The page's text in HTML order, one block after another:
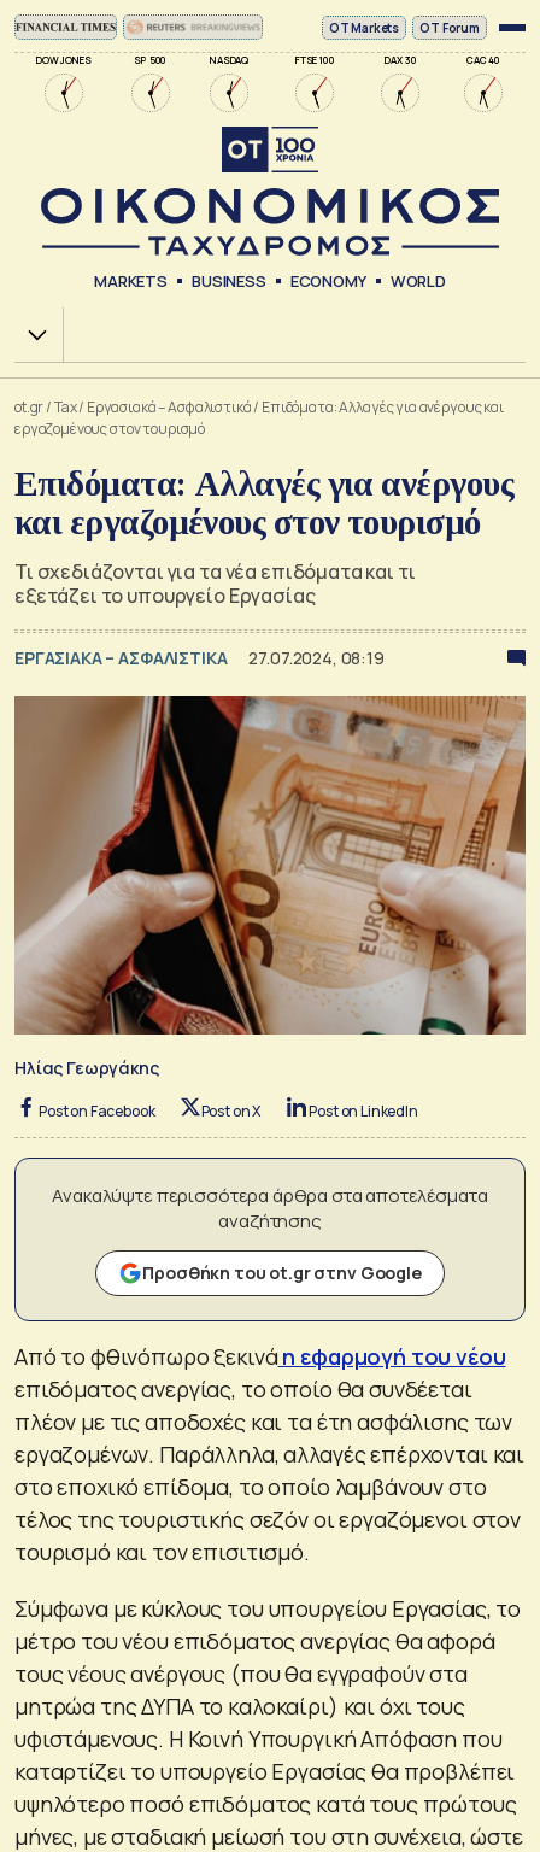
DOW JONES SP 500 NASDAQ FTSE 100 DAX 30 CAC 40
ΟΤ Markets OT Forum
MARKETS BUSINESS ECONOMY WORLD
Χ.Α.
ot.gr/Tax/ Εργασιακά – Ασφαλιστικά/ Επιδόματα: Αλλαγές για ανέργους και
εργαζομένους στον τουρισμό
Επιδόματα: Αλλαγές για ανέργους
και εργαζομένους στον τουρισμό
Τι σχεδιάζονται για τα νέα επιδόματα και τι
εξετάζει το υπουργείο Εργασίας
ΕΡΓΑΣΙΑΚΑ – ΑΣΦΑΛΙΣΤΙΚΑ 27.07.2024, 08:19
Ηλίας Γεωργάκης
Post on Facebook Post on X Post on LinkedIn
Ανακαλύψτε περισσότερα άρθρα στα αποτελέσματα
αναζήτησης
Προσθήκη του ot.gr στην Google
Από το φθινόπωρο ξεκινάη εφαρμογή του νέου
επιδόματος ανεργίας, το οποίο θα συνδέεται
πλέον με τις αποδοχές και τα έτη ασφάλισης των
εργαζομένων. Παράλληλα, αλλαγές επέρχονται και
στο εποχικό επίδομα, το οποίο λαμβάνουν στο
τέλος της τουριστικής σεζόν οι εργαζόμενοι στον
τουρισμό και τον επισιτισμό.
Σύμφωνα με κύκλους του υπουργείου Εργασίας, το
μέτρο του νέου επιδόματος ανεργίας θα αφορά
τους νέους ανέργους (που θα εγγραφούν στα
μητρώα της ΔΥΠΑ το καλοκαίρι) και όχι τους
υφιστάμενους. Η Κοινή Υπουργική Απόφαση που
καταρτίζει το υπουργείο Εργασίας θα προβλέπει
υψηλότερο ποσό επιδόματος κατά τους πρώτους
μήνες, με σταδιακή μείωσή του στη συνέχεια, ώστε